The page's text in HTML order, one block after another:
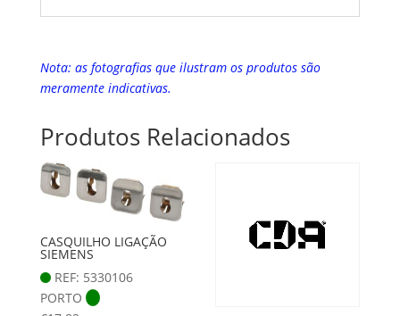
Nota: as fotografias que ilustram os produtos são
meramente indicativas.
Produtos Relacionados
CASQUILHO LIGAÇÃO
SIEMENS
REF: 5330106
PORTO